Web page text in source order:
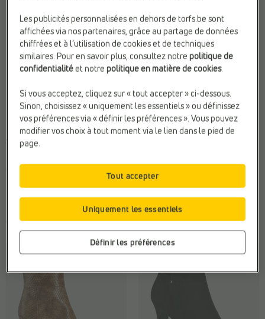
BOTTINES PLATES
Tamaris
€ 89,99
cm)
Matière:Textile
BOTTINES À TALONS
€ 99,99
Matière:
Sexe:Femmes
Les publicités personnalisées en dehors de torfs.be sont
affichées via nos partenaires, grâce au partage de données
chiffrées et à l’utilisation de cookies et de techniques
similaires. Pour en savoir plus, consultez notrepolitique de
confidentialitéet notrepolitique en matière de cookies.
Si vous acceptez, cliquez sur « tout accepter » ci-dessous.
Sinon, choisissez « uniquement les essentiels » ou définissez
vos préférences via « définir les préférences ». Vous pouvez
modifier vos choix à tout moment via le lien dans le pied de
page.
Définir les préférences
Uniquement les essentiels
Tout accepter